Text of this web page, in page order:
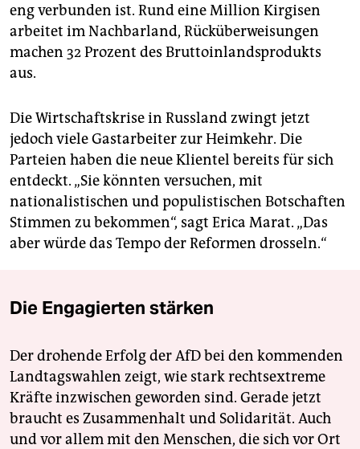
eng verbunden ist. Rund eine Million Kirgisen
arbeitet im Nachbarland, Rücküberweisungen
machen 32 Prozent des Bruttoinlandsprodukts
aus.
Die Wirtschaftskrise in Russland zwingt jetzt
jedoch viele Gastarbeiter zur Heimkehr. Die
Parteien haben die neue Klientel bereits für sich
entdeckt. „Sie könnten versuchen, mit
nationalistischen und populistischen Botschaften
Stimmen zu bekommen“, sagt Erica Marat. „Das
aber würde das Tempo der Reformen drosseln.“
Die Engagierten stärken
Der drohende Erfolg der AfD bei den kommenden
Landtagswahlen zeigt, wie stark rechtsextreme
Kräfte inzwischen geworden sind. Gerade jetzt
braucht es Zusammenhalt und Solidarität. Auch
und vor allem mit den Menschen, die sich vor Ort